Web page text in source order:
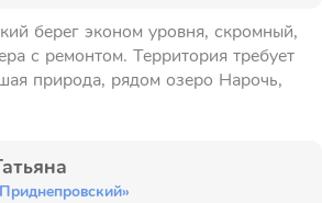
берег эконом уровня, скромный,
с ремонтом. Территория требует
природа, рядом озеро Нарочь,